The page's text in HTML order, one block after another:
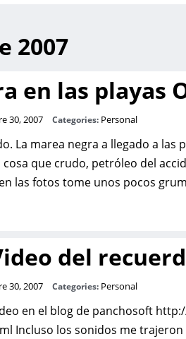
2007
en las playas
30, 2007 Categories: Personal
La marea negra a llegado a
que crudo, petróleo del
las fotos tome unos pocos
del
30, 2007 Categories: Personal
en el blog de panchosoft
Incluso los sonidos me